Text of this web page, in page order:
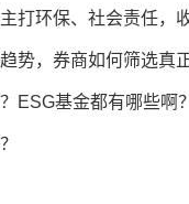
ESG基金都有哪些啊？